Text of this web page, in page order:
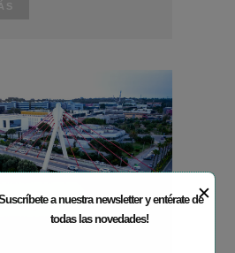
✕
a nuestra newsletter y entérate de
todas las novedades!